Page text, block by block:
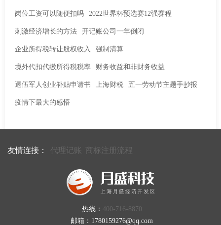
岗位工资可以随便扣吗 2022世界杯预选赛12强赛程
刺激经济增长的方法 开记账公司一年倒闭
企业所得税转让股权收入 强制清算
境外代扣代缴所得税税率 财务收益和非财务收益
退伍军人创业补贴申请书 上海财税 五一劳动节主题手抄报
疫情下最大的感悟
友情连接： 代理记账 商标注册流程
热线： 400-716-8870
邮箱：1780159276@qq.com